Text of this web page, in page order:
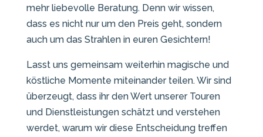
mehr liebevolle Beratung. Denn wir wissen,
dass es nicht nur um den Preis geht, sondern
auch um das Strahlen in euren Gesichtern!
Lasst uns gemeinsam weiterhin magische und
köstliche Momente miteinander teilen. Wir sind
überzeugt, dass ihr den Wert unserer Touren
und Dienstleistungen schätzt und verstehen
werdet, warum wir diese Entscheidung treffen